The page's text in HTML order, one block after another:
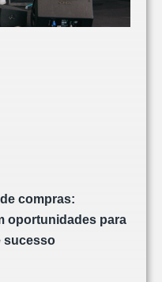
compras:
oportunidades para
sucesso